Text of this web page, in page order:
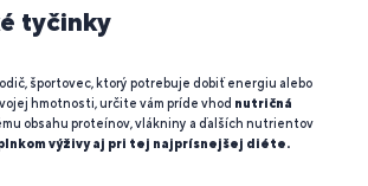
tyčinky
športovec, ktorý potrebuje dobiť energiu alebo
hmotnosti, určite vám príde vhod nutričná
obsahu proteínov, vlákniny a ďalších nutrientov
výživy aj pri tej najprísnejšej diéte.